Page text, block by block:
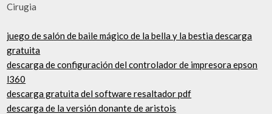
Cirugia
juego de salón de baile mágico de la bella y la bestia descarga
gratuita
descarga de configuración del controlador de impresora epson
l360
descarga gratuita del software resaltador pdf
descarga de la versión donante de aristois